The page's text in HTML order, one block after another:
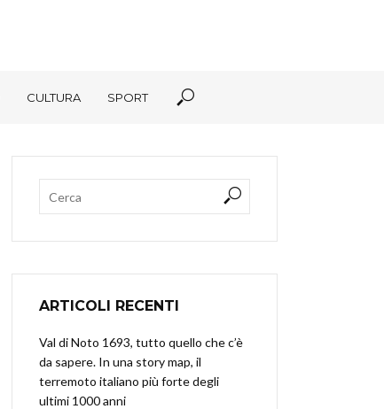
CULTURA SPORT
ARTICOLI RECENTI
Val di Noto 1693, tutto quello che c’è
da sapere. In una story map, il
terremoto italiano più forte degli
ultimi 1000 anni